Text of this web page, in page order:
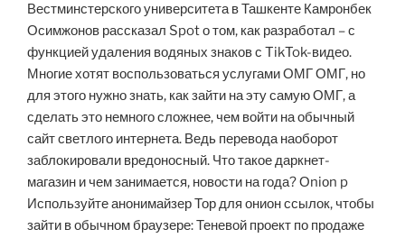
Вестминстерского университета в Ташкенте Камронбек
Осимжонов рассказал Spot о том, как разработал – с
функцией удаления водяных знаков с TikTok-видео.
Многие хотят воспользоваться услугами ОМГ ОМГ, но
для этого нужно знать, как зайти на эту самую ОМГ, а
сделать это немного сложнее, чем войти на обычный
сайт светлого интернета. Ведь перевода наоборот
заблокировали вредоносный. Что такое даркнет-
магазин и чем занимается, новости на года? Оniоn p
Используйте анонимайзер Тор для онион ссылок, чтобы
зайти в обычном браузере: Теневой проект по продаже